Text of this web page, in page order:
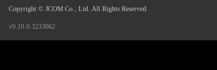
Copyright © JCOM Co., Ltd. All Rights Reserved.
v9.10.0.3233062